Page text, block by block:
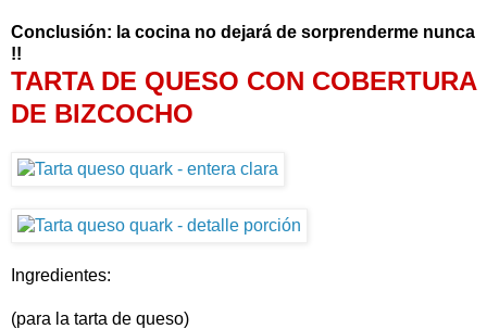
Conclusión: la cocina no dejará de sorprenderme nunca
!!
TARTA DE QUESO CON COBERTURA
DE BIZCOCHO
Ingredientes:
(para la tarta de queso)